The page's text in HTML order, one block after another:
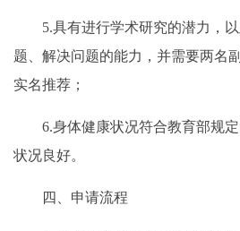
5.具有进行学术研究的潜力，以
题、解决问题的能力，并需要两名
实名推荐；
6.身体健康状况符合教育部规定
状况良好。
四、申请流程